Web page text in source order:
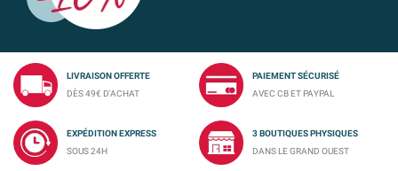
LIVRAISON OFFERTE
DÈS 49€ D'ACHAT
PAIEMENT SÉCURISÉ
AVEC CB ET PAYPAL
EXPÉDITION EXPRESS
SOUS 24H
3 BOUTIQUES PHYSIQUES
DANS LE GRAND OUEST